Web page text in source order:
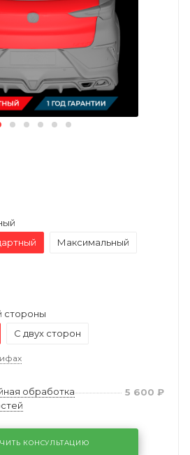
Максимальный
стороны
С двух сторон
обработка
5 600 ₽
КОНСУЛЬТАЦИЮ